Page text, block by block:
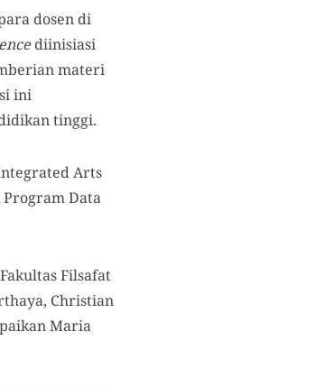
dosen di
diinisiasi
materi
ini
tinggi.
Arts
Data
Filsafat
Christian
Maria